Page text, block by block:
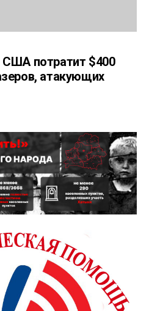
США потратит $400
атакующих